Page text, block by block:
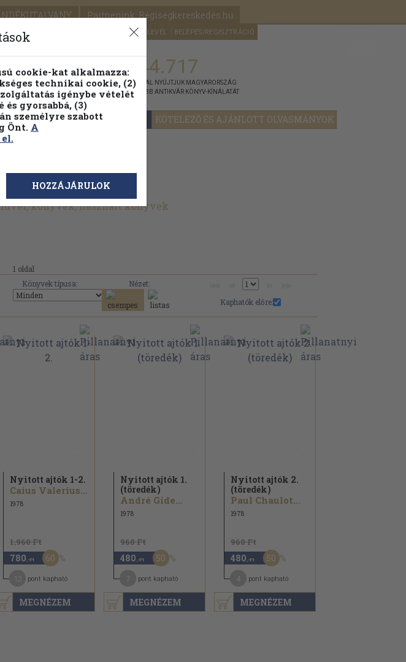
Partnerünk: Régiségkereskedés.hu
SEGÍTSÉG HÍRLEVÉL BELÉPÉS/REGISZTRÁCIÓ
FENNTARTHATÓ OLVASMÁNYOK KÖTELEZŐ ÉS AJÁNLOTT OLVASMÁNYOK
Témaköri fa 1.144.717
KIADVÁNNYAL NYÚJTJUK MAGYARORSZÁG
LEGNAGYOBB ANTIKVÁR KÖNYV-KÍNÁLATÁT
könyvek, használt könyvek
1 oldal
Könyvek típusa:
Nézet:
Kaphatók előre:
MEGNÉZEM
Nyitott ajtók 1-2.
Caius Valerius Catullus...
1978
1.960 Ft
780 ,-Ft 60
pont kapható
MEGNÉZEM
Nyitott ajtók 1.
(töredék)
André Gide...
1978
960 Ft
480 ,-Ft 50
pont kapható
MEGNÉZEM
Nyitott ajtók 2.
(töredék)
Paul Chaulot...
1978
960 Ft
480 ,-Ft 50
pont kapható
cookie-kat alkalmazza:
technikai cookie, (2)
igénybe vételét
és gyorsabbá, (3)
személyre szabott
Önt. A
HOZZÁJÁRULOK